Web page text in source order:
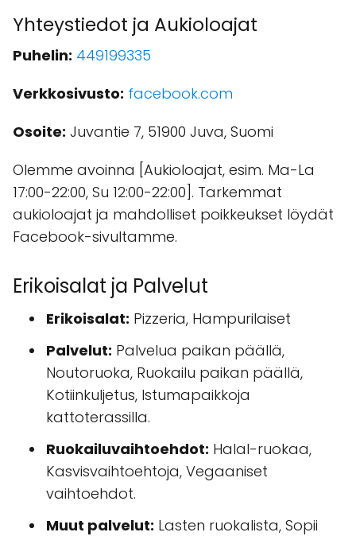
Yhteystiedot ja Aukioloajat
Puhelin: 449199335
Verkkosivusto: facebook.com
Osoite: Juvantie 7, 51900 Juva, Suomi
Olemme avoinna [Aukioloajat, esim. Ma-La
17:00-22:00, Su 12:00-22:00]. Tarkemmat
aukioloajat ja mahdolliset poikkeukset löydät
Facebook-sivultamme.
Erikoisalat ja Palvelut
Erikoisalat: Pizzeria, Hampurilaiset
Palvelut: Palvelua paikan päällä,
Noutoruoka, Ruokailu paikan päällä,
Kotiinkuljetus, Istumapaikkoja
kattoterassilla.
Ruokailuvaihtoehdot: Halal-ruokaa,
Kasvisvaihtoehtoja, Vegaaniset
vaihtoehdot.
Muut palvelut: Lasten ruokalista, Sopii